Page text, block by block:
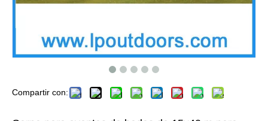
Compartir con: